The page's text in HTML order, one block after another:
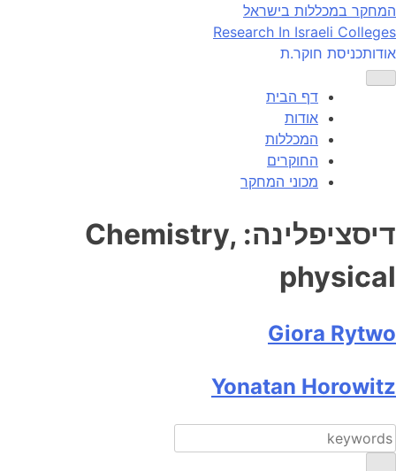
Skip
to
content
המחקר במכללות בישראל
Research In Israeli Colleges
אודותכניסת חוקר.ת
דף הבית
אודות
המכללות
החוקרים
מכוני המחקר
דיסציפלינה: Chemistry,
physical
Giora Rytwo
Yonatan Horowitz